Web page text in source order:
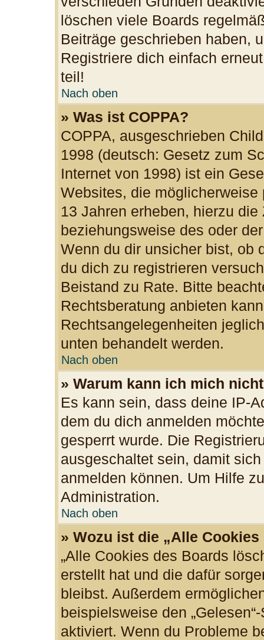
löschen viele Boards
Beiträge geschrieben haben,
Registriere dich einfach
teil!
Nach oben
» Was ist COPPA?
COPPA, ausgeschrieben
1998 (deutsch: Gesetz zum
Internet von 1998) ist ein
Websites, die
13 Jahren erheben, hierzu
beziehungsweise des oder
Wenn du dir unsicher bist, ob
du dich zu registrieren
Beistand zu Rate. Bitte
Rechtsberatung anbieten
Rechtsangelegenheiten
unten behandelt werden.
Nach oben
» Warum kann ich mich
Es kann sein, dass deine IP-
dem du dich anmelden
gesperrt wurde. Die
ausgeschaltet sein, damit
anmelden können. Um Hilfe
Administration.
Nach oben
» Wozu ist die „Alle
„Alle Cookies des Boards
erstellt hat und die dafür
bleibst. Außerdem
beispielsweise den
aktiviert. Wenn du Probleme